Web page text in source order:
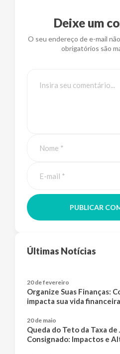
Deixe um
O seu endereço de e-mail
obrigatórios são
PUBLICAR
Últimas Notícias
20 de fevereiro
Organize Suas Finanças:
impacta sua vida
20 de maio
Queda do Teto da Taxa
Consignado: Impactos e